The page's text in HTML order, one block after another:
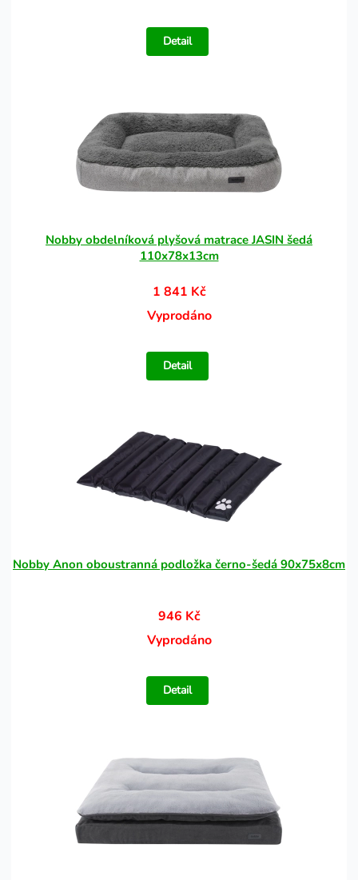
Detail
Nobby obdelníková plyšová matrace JASIN šedá
110x78x13cm
1 841 Kč
Vyprodáno
Detail
Nobby Anon oboustranná podložka černo-šedá 90x75x8cm
946 Kč
Vyprodáno
Detail